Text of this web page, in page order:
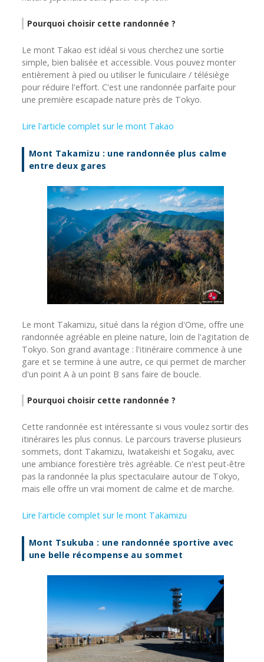
Pourquoi choisir cette randonnée ?
Le mont Takao est idéal si vous cherchez une sortie
simple, bien balisée et accessible. Vous pouvez monter
entièrement à pied ou utiliser le funiculaire / télésiège
pour réduire l'effort. C'est une randonnée parfaite pour
une première escapade nature près de Tokyo.
Lire l'article complet sur le mont Takao
Mont Takamizu : une randonnée plus calme
entre deux gares
Le mont Takamizu, situé dans la région d'Ome, offre une
randonnée agréable en pleine nature, loin de l'agitation de
Tokyo. Son grand avantage : l'itinéraire commence à une
gare et se termine à une autre, ce qui permet de marcher
d'un point A à un point B sans faire de boucle.
Pourquoi choisir cette randonnée ?
Cette randonnée est intéressante si vous voulez sortir des
itinéraires les plus connus. Le parcours traverse plusieurs
sommets, dont Takamizu, Iwatakeishi et Sogaku, avec
une ambiance forestière très agréable. Ce n'est peut-être
pas la randonnée la plus spectaculaire autour de Tokyo,
mais elle offre un vrai moment de calme et de marche.
Lire l'article complet sur le mont Takamizu
Mont Tsukuba : une randonnée sportive avec
une belle récompense au sommet